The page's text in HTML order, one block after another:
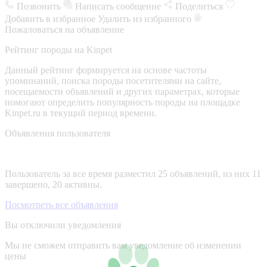
Позвонить Написать сообщение
Поделиться
Добавить в избранное Удалить из избранного
Пожаловаться на объявление
Рейтинг породы на Kinpet
Данный рейтинг формируется на основе частоты
упоминаний, поиска породы посетителями на сайте,
посещаемости объявлений и других параметрах, которые
помогают определить популярность породы на площадке
Kinpet.ru в текущий период времени.
Объявления пользователя
Пользователь за все время разместил 25 объявлений, из них 11
завершено, 20 активны.
Посмотреть все объявления
Вы отключили уведомления
Мы не сможем отправить вам уведомление об изменении
цены